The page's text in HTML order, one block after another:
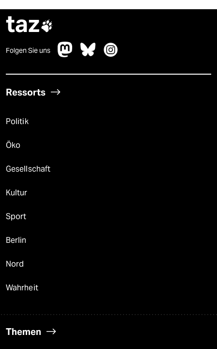
taz
Folgen Sie uns
Ressorts
Politik
Öko
Gesellschaft
Kultur
Sport
Berlin
Nord
Wahrheit
Themen